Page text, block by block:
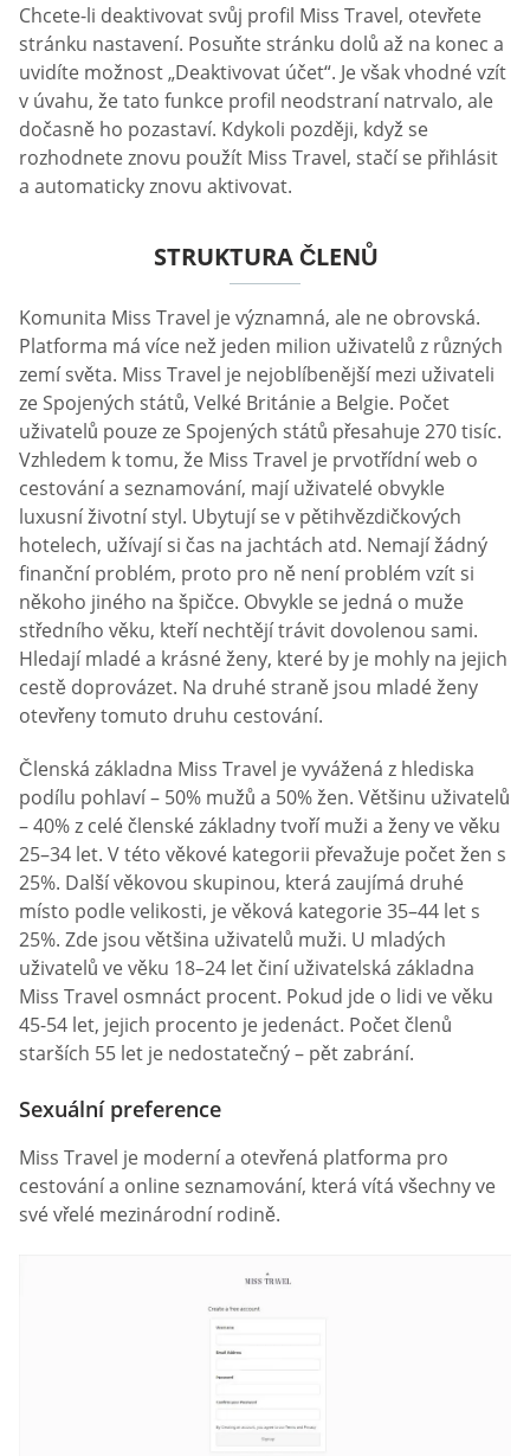
Chcete-li deaktivovat svůj profil Miss Travel, otevřete
stránku nastavení. Posuňte stránku dolů až na konec a
uvidíte možnost „Deaktivovat účet“. Je však vhodné vzít
v úvahu, že tato funkce profil neodstraní natrvalo, ale
dočasně ho pozastaví. Kdykoli později, když se
rozhodnete znovu použít Miss Travel, stačí se přihlásit
a automaticky znovu aktivovat.
STRUKTURA ČLENŮ
Komunita Miss Travel je významná, ale ne obrovská.
Platforma má více než jeden milion uživatelů z různých
zemí světa. Miss Travel je nejoblíbenější mezi uživateli
ze Spojených států, Velké Británie a Belgie. Počet
uživatelů pouze ze Spojených států přesahuje 270 tisíc.
Vzhledem k tomu, že Miss Travel je prvotřídní web o
cestování a seznamování, mají uživatelé obvykle
luxusní životní styl. Ubytují se v pětihvězdičkových
hotelech, užívají si čas na jachtách atd. Nemají žádný
finanční problém, proto pro ně není problém vzít si
někoho jiného na špičce. Obvykle se jedná o muže
středního věku, kteří nechtějí trávit dovolenou sami.
Hledají mladé a krásné ženy, které by je mohly na jejich
cestě doprovázet. Na druhé straně jsou mladé ženy
otevřeny tomuto druhu cestování.
Členská základna Miss Travel je vyvážená z hlediska
podílu pohlaví – 50% mužů a 50% žen. Většinu uživatelů
– 40% z celé členské základny tvoří muži a ženy ve věku
25–34 let. V této věkové kategorii převažuje počet žen s
25%. Další věkovou skupinou, která zaujímá druhé
místo podle velikosti, je věková kategorie 35–44 let s
25%. Zde jsou většina uživatelů muži. U mladých
uživatelů ve věku 18–24 let činí uživatelská základna
Miss Travel osmnáct procent. Pokud jde o lidi ve věku
45-54 let, jejich procento je jedenáct. Počet členů
starších 55 let je nedostatečný – pět zabrání.
Sexuální preference
Miss Travel je moderní a otevřená platforma pro
cestování a online seznamování, která vítá všechny ve
své vřelé mezinárodní rodině.